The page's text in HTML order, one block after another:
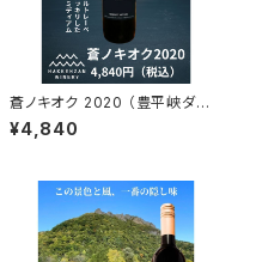
蒼ノキオク 2020 （豊平峡ダム
熟成ワイン）
¥4,840